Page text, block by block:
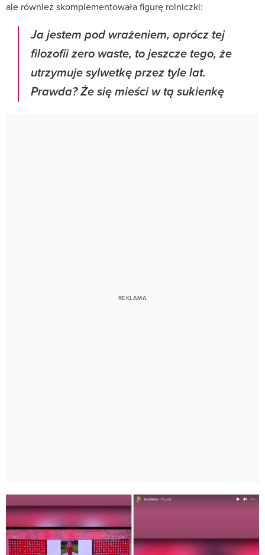
ale również skomplementowała figurę rolniczki:
Ja jestem pod wrażeniem, oprócz tej
filozofii zero waste, to jeszcze tego, że
utrzymuje sylwetkę przez tyle lat.
Prawda? Że się mieści w tą sukienkę